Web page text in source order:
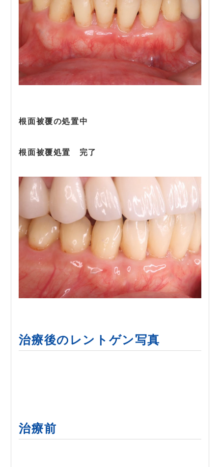
根面被覆の処置中
根面被覆処置 完了
治療後のレントゲン写真
治療前